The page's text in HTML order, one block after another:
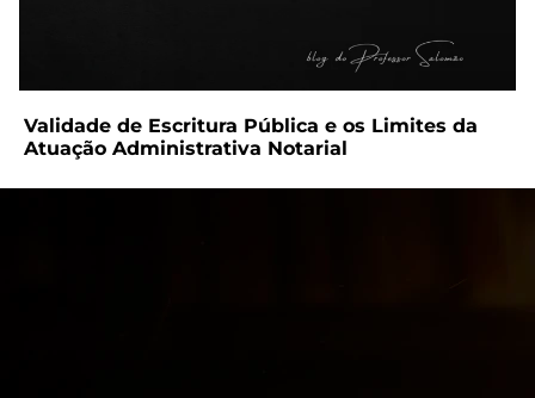
Validade de Escritura Pública e os Limites da
Atuação Administrativa Notarial